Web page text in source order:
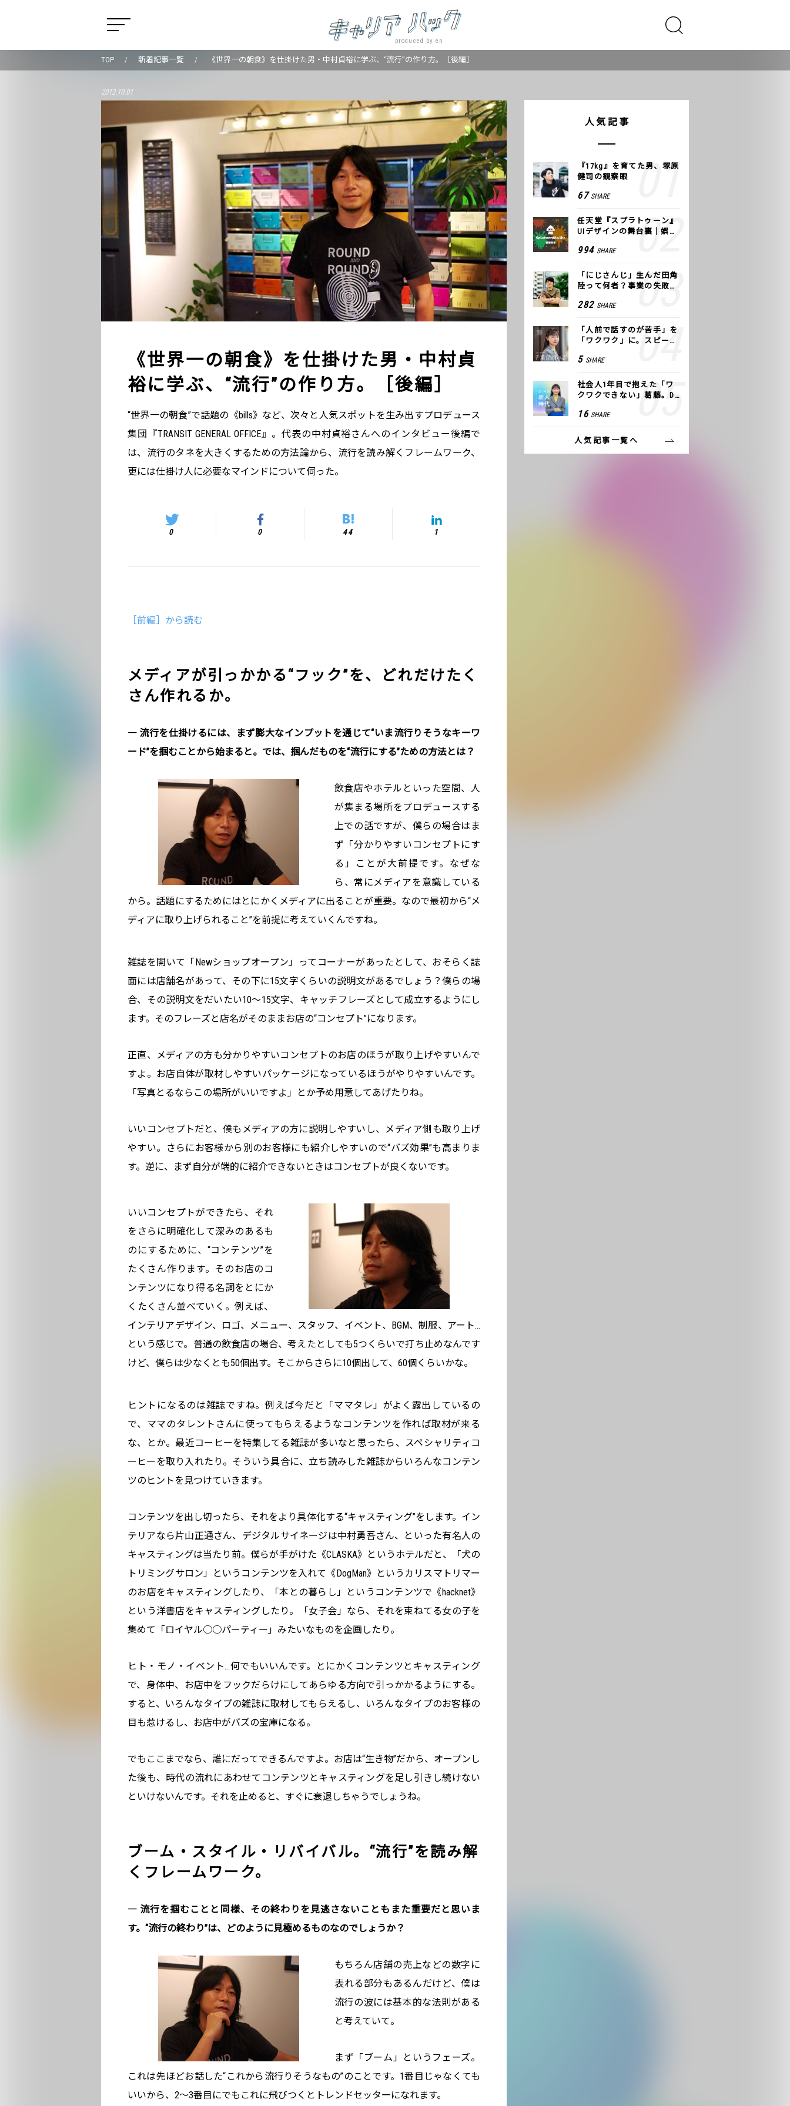
produced by en
TOP 新着記事一覧 《世界一の朝食》を仕掛けた男・中村貞裕に学ぶ、“流行”の作り方。［後編］
2012.10.01
《世界一の朝食》を仕掛けた男・中村貞
裕に学ぶ、“流行”の作り方。［後編］
“世界一の朝食”で話題の《bills》など、次々と人気スポットを生み出すプロデュース
集団『TRANSIT GENERAL OFFICE』。代表の中村貞裕さんへのインタビュー後編で
は、流行のタネを大きくするための方法論から、流行を読み解くフレームワーク、
更には仕掛け人に必要なマインドについて伺った。
0 0 44 1
［前編］から読む
メディアが引っかかる“フック”を、どれだけたく
さん作れるか。
― 流行を仕掛けるには、まず膨大なインプットを通じて“いま流行りそうなキーワ
ード”を掴むことから始まると。では、掴んだものを“流行にする”ための方法とは？
飲食店やホテルといった空間、人
が集まる場所をプロデュースする
上での話ですが、僕らの場合はま
ず「分かりやすいコンセプトにす
る」ことが大前提です。なぜな
ら、常にメディアを意識している
から。話題にするためにはとにかくメディアに出ることが重要。なので最初から“メ
ディアに取り上げられること”を前提に考えていくんですね。
雑誌を開いて「Newショップオープン」ってコーナーがあったとして、おそらく誌
面には店舗名があって、その下に15文字くらいの説明文があるでしょう？僕らの場
合、その説明文をだいたい10～15文字、キャッチフレーズとして成立するようにし
ます。そのフレーズと店名がそのままお店の“コンセプト”になります。
正直、メディアの方も分かりやすいコンセプトのお店のほうが取り上げやすいんで
すよ。お店自体が取材しやすいパッケージになっているほうがやりやすいんです。
「写真とるならこの場所がいいですよ」とか予め用意してあげたりね。
いいコンセプトだと、僕もメディアの方に説明しやすいし、メディア側も取り上げ
やすい。さらにお客様から別のお客様にも紹介しやすいので“バズ効果”も高まりま
す。逆に、まず自分が端的に紹介できないときはコンセプトが良くないです。
いいコンセプトができたら、それ
をさらに明確化して深みのあるも
のにするために、“コンテンツ”を
たくさん作ります。そのお店のコ
ンテンツになり得る名詞をとにか
くたくさん並べていく。例えば、
インテリアデザイン、ロゴ、メニュー、スタッフ、イベント、BGM、制服、アート…
という感じで。普通の飲食店の場合、考えたとしても5つくらいで打ち止めなんです
けど、僕らは少なくとも50個出す。そこからさらに10個出して、60個くらいかな。
ヒントになるのは雑誌ですね。例えば今だと「ママタレ」がよく露出しているの
で、ママのタレントさんに使ってもらえるようなコンテンツを作れば取材が来る
な、とか。最近コーヒーを特集してる雑誌が多いなと思ったら、スペシャリティコ
ーヒーを取り入れたり。そういう具合に、立ち読みした雑誌からいろんなコンテン
ツのヒントを見つけていきます。
コンテンツを出し切ったら、それをより具体化する“キャスティング”をします。イン
テリアなら片山正通さん、デジタルサイネージは中村勇吾さん、といった有名人の
キャスティングは当たり前。僕らが手がけた《CLASKA》というホテルだと、「犬の
トリミングサロン」というコンテンツを入れて《DogMan》というカリスマトリマー
のお店をキャスティングしたり、「本との暮らし」というコンテンツで《hacknet》
という洋書店をキャスティングしたり。「女子会」なら、それを束ねてる女の子を
集めて「ロイヤル○○パーティー」みたいなものを企画したり。
ヒト・モノ・イベント…何でもいいんです。とにかくコンテンツとキャスティング
で、身体中、お店中をフックだらけにしてあらゆる方向で引っかかるようにする。
すると、いろんなタイプの雑誌に取材してもらえるし、いろんなタイプのお客様の
目も惹けるし、お店中がバズの宝庫になる。
でもここまでなら、誰にだってできるんですよ。お店は“生き物”だから、オープンし
た後も、時代の流れにあわせてコンテンツとキャスティングを足し引きし続けない
といけないんです。それを止めると、すぐに衰退しちゃうでしょうね。
ブーム・スタイル・リバイバル。“流行”を読み解
くフレームワーク。
― 流行を掴むことと同様、その終わりを見逃さないこともまた重要だと思いま
す。“流行の終わり”は、どのように見極めるものなのでしょうか？
もちろん店舗の売上などの数字に
表れる部分もあるんだけど、僕は
流行の波には基本的な法則がある
と考えていて。
まず「ブーム」というフェーズ。
これは先ほどお話した“これから流行りそうなもの”のことです。1番目じゃなくても
いいから、2～3番目にでもこれに飛びつくとトレンドセッターになれます。
人気記事
『17kg』を育てた男、塚原
健司の観察眼
67 SHARE
任天堂『スプラトゥーン』
UIデザインの舞台裏｜娯楽
994 SHARE
「にじさんじ」生んだ田角
陸って何者？事業の失敗
COLOR
282 SHARE
「人前で話すのが苦手」を
「ワクワク」に。スピーチ
方トレーニング」に込めた
5 SHARE
社会人1年目で抱えた「ワ
クワクできない」葛藤。De
つけた、私の生きる道
16 SHARE
人気記事一覧へ